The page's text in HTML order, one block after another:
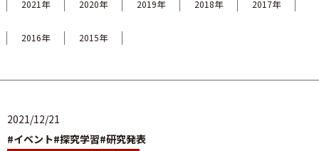
2021年 2020年 2019年 2018年 2017年
2016年 2015年
2021/12/21
#イベント#探究学習#研究発表